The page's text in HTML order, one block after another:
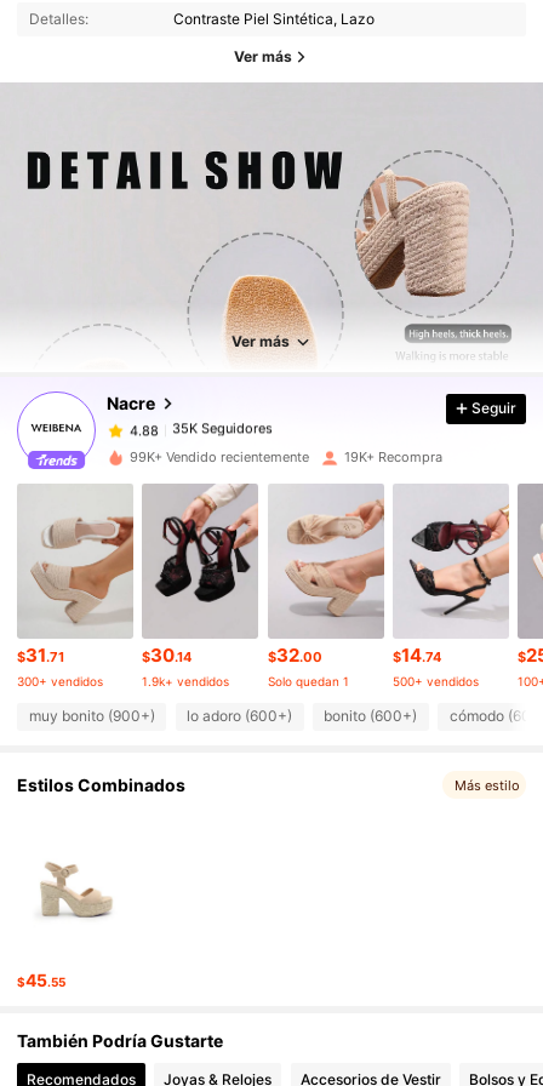
Detalles: Contraste Piel Sintética, Lazo
Ver más
Ver más
Nacre
35K Seguidores
35K Seguidores
4.88 35K Seguidores
35K Seguidores
4.88 35K Seguidores
4.88 35K Seguidores
4.88
Seguir
99K+ Vendido recientemente 19K+ Recompra
$31.71
300+ vendidos
$30.14
1.9k+ vendidos
$32.00
Solo quedan 1
$14.74
500+ vendidos
$
muy bonito (900+) lo adoro (600+) bonito (600+) cómodo
Estilos Combinados Más estilo
$45.55
También Podría Gustarte
Recomendados Joyas & Relojes Accesorios de Vestir Bolsos y